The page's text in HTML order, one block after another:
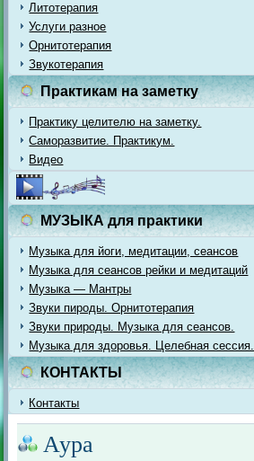
Литотерапия
Услуги разное
Орнитотерапия
Звукотерапия
Практикам на заметку
Практику целителю на заметку.
Саморазвитие. Практикум.
Видео
МУЗЫКА для практики
Музыка для йоги, медитации, сеансов
Музыка для сеансов рейки и медитаций
Музыка — Мантры
Звуки пироды. Орнитотерапия
Звуки природы. Музыка для сеансов.
Музыка для здоровья. Целебная сессия.
КОНТАКТЫ
Контакты
Аура